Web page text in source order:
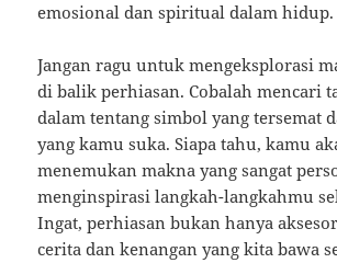
emosional dan spiritual dalam hidup.
Jangan ragu untuk mengeksplorasi
di balik perhiasan. Cobalah mencari
dalam tentang simbol yang tersemat
yang kamu suka. Siapa tahu, kamu
menemukan makna yang sangat
menginspirasi langkah-langkahmu
Ingat, perhiasan bukan hanya
cerita dan kenangan yang kita bawa